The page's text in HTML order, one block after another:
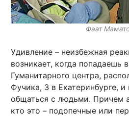
Фаат
Удивление – неизбежная
возникает, когда попадаешь
Гуманитарного центра,
Фучика, 3 в Екатеринбурге, и
общаться с людьми. Причем
кто это – подопечные или